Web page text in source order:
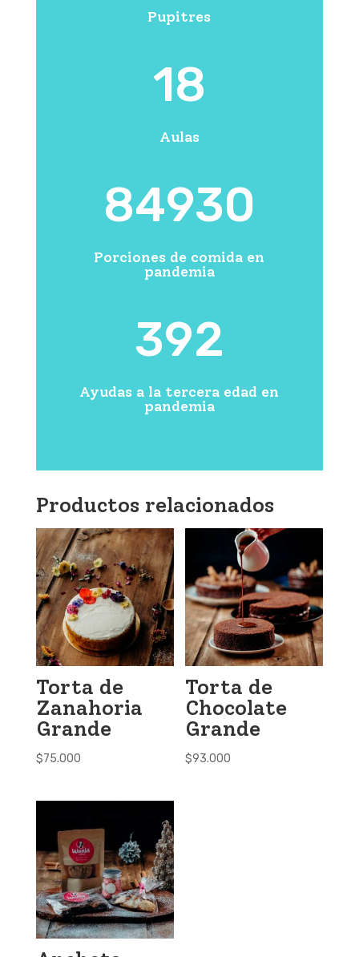
Pupitres
18
Aulas
84930
Porciones de comida en
pandemia
392
Ayudas a la tercera edad en
pandemia
Productos relacionados
Torta de
Zanahoria
Grande
$75.000
Torta de
Chocolate
Grande
$93.000